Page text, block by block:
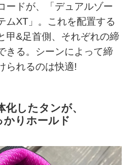
ードが、「デュアルゾー
ムXT」。これを配置する
甲&足首側、それぞれの締
きる。シーンによって締
られるのは快適!
化したタンが、
かりホールド